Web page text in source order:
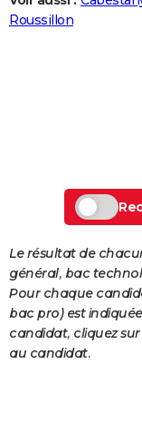
Destinations
City break
Voyage nature
Voyage de noces
Forum
Climat
+
PHOTO
Dictionnaire
PROGRAMME TV
S'inscrire
Se connecter
Lycées
Collèges
Primaires
Universités
Entreprises
Service militaire
Avis de recherche
AVIS DE DÉCÈS
FORUM
Bricolage
Lifestyle
Culture
Sport
Auto
Television
Voyage
Cinema
Roussillon
Le résultat de
général, bac
Pour chaque
bac pro) est
candidat, cliquez
au candidat.